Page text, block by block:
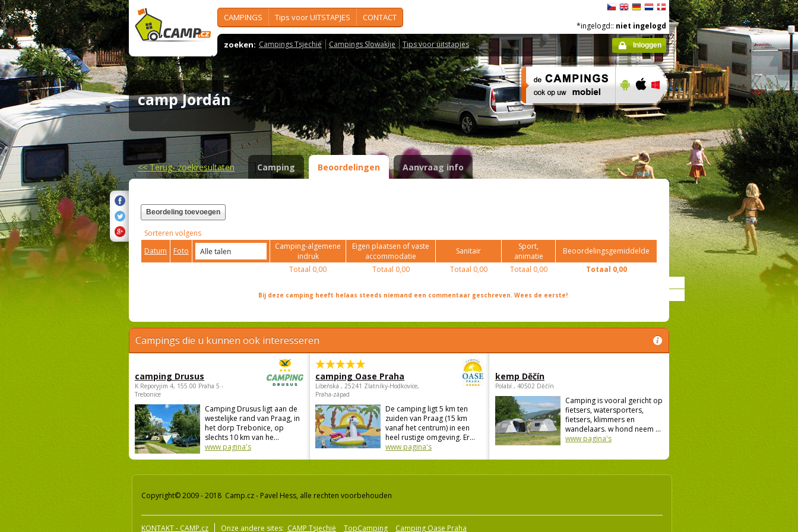
CAMPINGS Tips voor UITSTAPJES CONTACT
zoeken: Campings Tsjechië Campings Slowakije Tips voor uitstapjes
*ingelogd:: niet ingelogd
Inloggen
camp Jordán
<<Terug- zoekresultaten Camping Beoordelingen Aanvraag info
Beordeling toevoegen
Sorteren volgens
Datum
Foto
Camping-algemene
indruk
Eigen plaatsen of vaste
accommodatie
Sanitair
Sport,
animatie
Beoordelingsgemiddelde
Totaal 0,00 Totaal 0,00 Totaal 0,00 Totaal 0,00 Totaal 0,00
Bij deze camping heeft helaas steeds niemand een commentaar geschreven. Wees de eerste!
Campings die u kunnen ook interesseren
camping Drusus
K Reporyjim 4, 155 00 Praha 5 -
Trebonice
Camping Drusus ligt aan de
westelijke rand van Praag, in
het dorp Trebonice, op
slechts 10 km van he...
www pagina's
camping Oase Praha
Libeňská , 25241 Zlatníky-Hodkovice,
Praha-západ
De camping ligt 5 km ten
zuiden van Praag (15 km
vanaf het centrum) in een
heel rustige omgeving. Er...
www pagina's
kemp Děčín
Polabí , 40502 Děčín
Camping is vooral gericht op
fietsers, watersporters,
fietsers, klimmers en
wandelaars. w hond neem ...
www pagina's
Copyright© 2009 - 2018 Camp.cz - Pavel Hess, alle rechten voorbehouden
KONTAKT - CAMP.cz Onze andere sites: CAMP Tsjechië TopCamping Camping Oase Praha